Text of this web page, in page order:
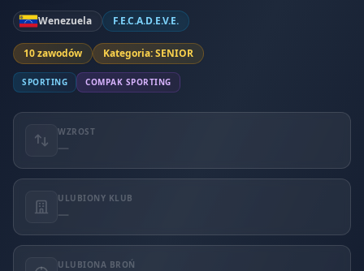
Wenezuela F.E.C.A.D.E.V.E.
10 zawodów Kategoria: SENIOR
SPORTING COMPAK SPORTING
WZROST
—
ULUBIONY KLUB
—
ULUBIONA BROŃ